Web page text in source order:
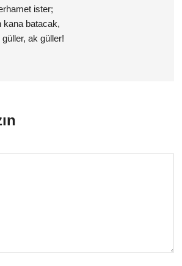
ister;
kana batacak,
ak güller!